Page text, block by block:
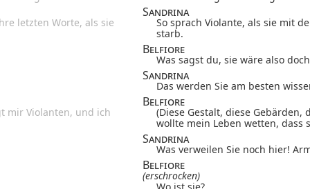
Sandrina
letzten Worte, als sie
So sprach Violante, als sie mit
starb.
Belfiore
Was sagst du, sie wäre also
Sandrina
Das werden Sie am besten
Belfiore
mir Violanten, und ich
(Diese Gestalt, diese
wollte mein Leben wetten, dass
Sandrina
Was verweilen Sie noch hier!
Belfiore
(erschrocken)
Wo ist sie?